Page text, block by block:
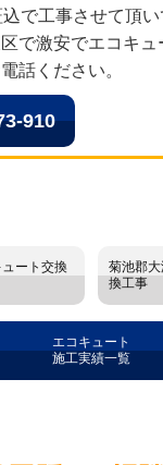
で工事させて頂い
で激安でエコキュ
話ください。
910
ート交換
菊池郡
換工事
エコキュート
施工実績一覧